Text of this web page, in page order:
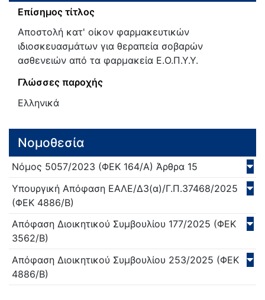
Επίσημος τίτλος
Αποστολή κατ' οίκον φαρμακευτικών
ιδιοσκευασμάτων για θεραπεία σοβαρών
ασθενειών από τα φαρμακεία Ε.Ο.Π.Υ.Υ.
Γλώσσες παροχής
Ελληνικά
Νομοθεσία
Νόμος 5057/2023 (ΦΕΚ 164/Α) Άρθρα 15
Υπουργική Απόφαση ΕΑΛΕ/Δ3(α)/Γ.Π.37468/2025
(ΦΕΚ 4886/Β)
Απόφαση Διοικητικού Συμβουλίου 177/2025 (ΦΕΚ
3562/Β)
Απόφαση Διοικητικού Συμβουλίου 253/2025 (ΦΕΚ
4886/Β)